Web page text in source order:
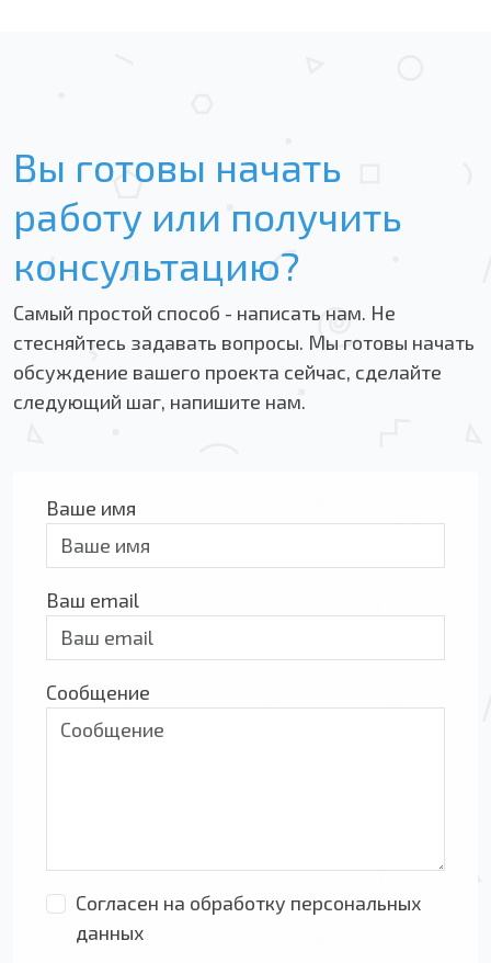
Вы готовы начать
работу или получить
консультацию?
Самый простой способ - написать нам. Не
стесняйтесь задавать вопросы. Мы готовы начать
обсуждение вашего проекта сейчас, сделайте
следующий шаг, напишите нам.
Ваше имя
Ваш email
Сообщение
Согласен на обработку персональных
данных